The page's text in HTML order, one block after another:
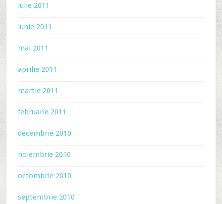
iulie 2011
iunie 2011
mai 2011
aprilie 2011
martie 2011
februarie 2011
decembrie 2010
noiembrie 2010
octombrie 2010
septembrie 2010